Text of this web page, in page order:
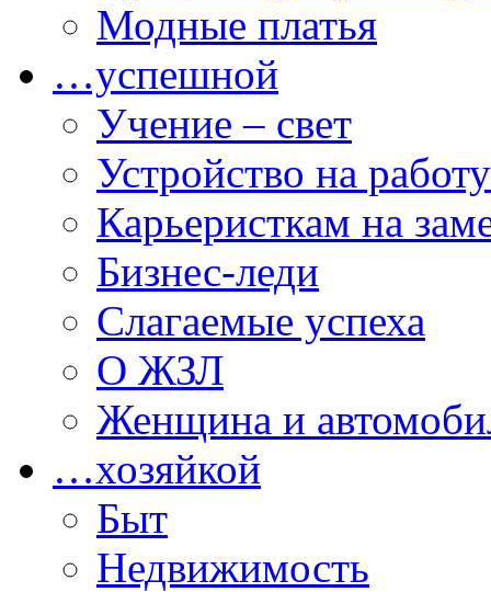
Модные платья
…успешной
Учение – свет
Устройство на работу
Карьеристкам на
Бизнес-леди
Слагаемые успеха
О ЖЗЛ
Женщина и
…хозяйкой
Быт
Недвижимость